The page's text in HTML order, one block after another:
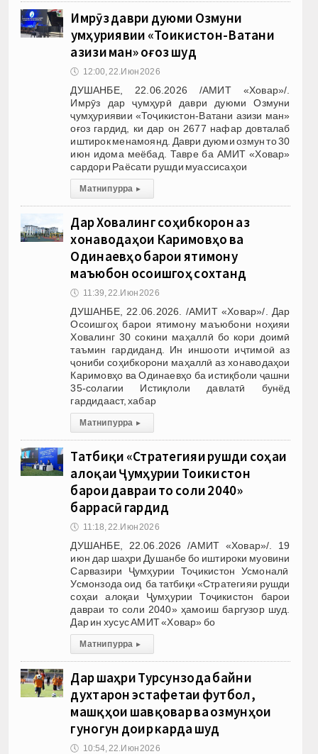
Имрӯз даври дуюми Озмуни
ҷумҳуриявии «Тоҷикистон-Ватани
азизи ман» оғоз шуд
🕔 12:00, 22.Июн 2026
ДУШАНБЕ, 22.06.2026 /АМИТ «Ховар»/.
Имрӯз дар ҷумҳурӣ даври дуюми Озмуни
ҷумҳуриявии «Тоҷикистон-Ватани азизи ман»
оғоз гардид, ки дар он 2677 нафар довталаб
иштирок менамоянд. Даври дуюми озмун то 30
июн идома меёбад. Тавре ба АМИТ «Ховар»
сардори Раёсати рушди муассисаҳои
Матни пурра ▸
Дар Ховалинг соҳибкорон аз
хонаводаҳои Каримовҳо ва
Одинаевҳо барои ятимону
маъюбон осоишгоҳ сохтанд
🕔 11:39, 22.Июн 2026
ДУШАНБЕ, 22.06.2026. /АМИТ «Ховар»/. Дар
Осоишгоҳ барои ятимону маъюбони ноҳияи
Ховалинг 30 сокини маҳаллӣ бо кори доимӣ
таъмин гардиданд. Ин иншооти иҷтимоӣ аз
ҷониби соҳибкорони маҳаллӣ аз хонаводаҳои
Каримовҳо ва Одинаевҳо ба истиқболи ҷашни
35-солагии Истиқлоли давлатӣ бунёд
гардидааст, хабар
Матни пурра ▸
Татбиқи «Стратегияи рушди соҳаи
алоқаи Ҷумҳурии Тоҷикистон
барои давраи то соли 2040»
баррасӣ гардид
🕔 11:18, 22.Июн 2026
ДУШАНБЕ, 22.06.2026 /АМИТ «Ховар»/. 19
июн дар шаҳри Душанбе бо иштироки муовини
Сарвазири Ҷумҳурии Тоҷикистон Усмоналӣ
Усмонзода оид ба татбиқи «Стратегияи рушди
соҳаи алоқаи Ҷумҳурии Тоҷикистон барои
давраи то соли 2040» ҳамоиш баргузор шуд.
Дар ин хусус АМИТ «Ховар» бо
Матни пурра ▸
Дар шаҳри Турсунзода байни
духтарон эстафетаи футбол,
машқҳои шавқовар ва озмунҳои
гуногун доир карда шуд
🕔 10:54, 22.Июн 2026